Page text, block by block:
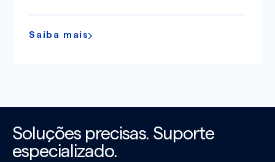
Saiba mais
Soluções precisas. Suporte
especializado.